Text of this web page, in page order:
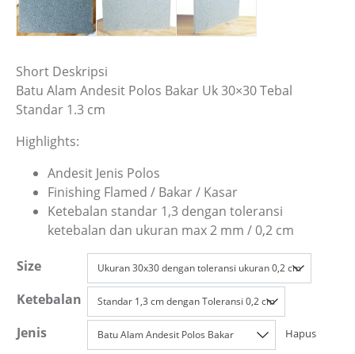
Short Deskripsi
Batu Alam Andesit Polos Bakar Uk 30×30 Tebal
Standar 1.3 cm
Highlights:
Andesit Jenis Polos
Finishing Flamed / Bakar / Kasar
Ketebalan standar 1,3 dengan toleransi
ketebalan dan ukuran max 2 mm / 0,2 cm
Size
Ketebalan
Jenis
Hapus